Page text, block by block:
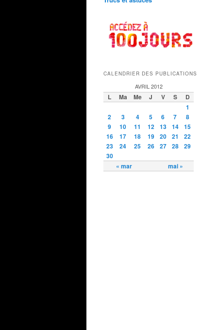
CALENDRIER DES PUBLICATIONS
AVRIL 2012
L Ma Me J V S D
« mar mai »
1
2
3 4 5 6 7
8
9
10 11 12 13 14
15
16
17 18 19 20 21
22
23
24 25 26 27 28
29
30